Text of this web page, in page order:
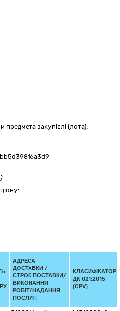
предмета закупівлі (лота):
АДРЕСА
ДОСТАВКИ /
СТРОК ПОСТАВКИ/
ВИКОНАННЯ
РОБІТ/НАДАННЯ
ПОСЛУГ:
КЛАСИФІКАТОР
ДК 021:2015
(CPV)